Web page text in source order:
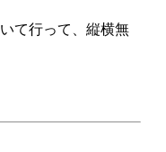
て行って、縦横無